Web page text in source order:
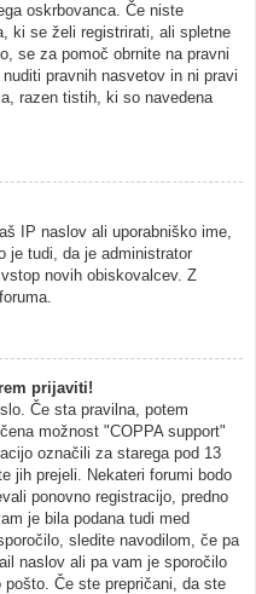
oskrbovanca. Če niste
ki se želi registrirati, ali spletne
se za pomoč obrnite na pravni
pravnih nasvetov in ni pravi
razen tistih, ki so navedena
IP naslov ali uporabniško ime,
je tudi, da je administrator
novih obiskovalcev. Z
prijaviti!
Če sta pravilna, potem
možnost "COPPA support"
označili za starega pod 13
jih prejeli. Nekateri forumi bodo
ponovno registracijo, predno
je bila podana tudi med
sledite navodilom, če pa
naslov ali pa vam je sporočilo
Če ste prepričani, da ste